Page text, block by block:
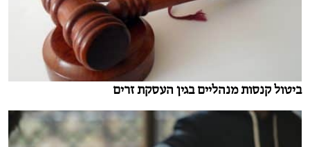
ביטול קנסות מנהליים בגין העסקת זרים